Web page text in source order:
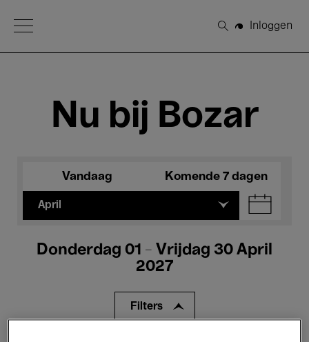
Open Menu
Zoeken
Inloggen
Nu bij Bozar
Vandaag Komende 7 dagen
April
Donderdag 01 - Vrijdag 30 April
2027
Filters